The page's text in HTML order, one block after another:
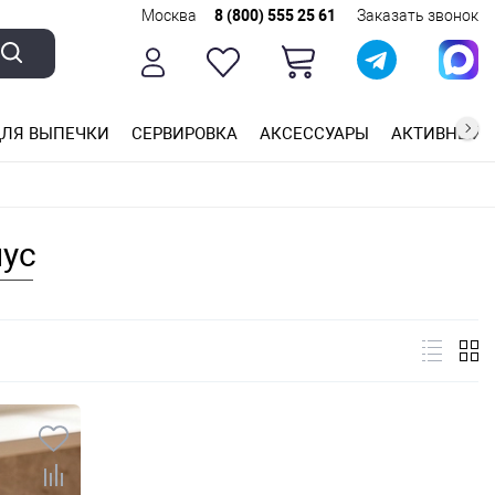
Москва 8 (800) 555 25 61 Заказать звонок
ВЫПЕЧКИ СЕРВИРОВКА АКСЕССУАРЫ АКТИВНЫЙ